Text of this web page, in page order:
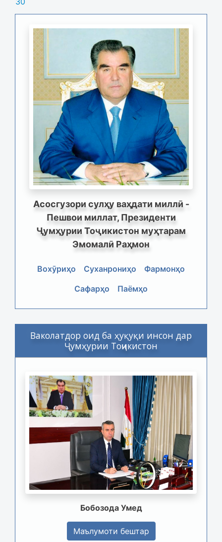
Асосгузори сулҳу ваҳдати миллӣ -
Пешвои миллат, Президенти
Ҷумҳурии Тоҷикистон муҳтарам
Эмомалӣ Раҳмон
Вохӯриҳо Суханрониҳо
Фармонҳо
Сафарҳо
Паёмҳо
Ваколатдор оид ба ҳуқуқи инсон дар
Ҷумҳурии Тоҷикистон
Бобозода Умед
Маълумоти бештар